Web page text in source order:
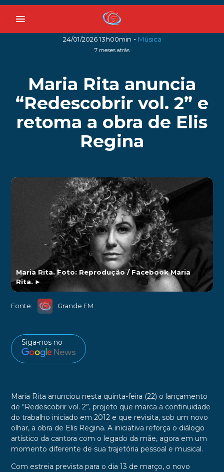
menu
24/01/2026 13h00min - Música
7 meses atrás
Maria Rita anuncia
“Redescobrir vol. 2” e
retoma a obra de Elis
Regina
Maria Rita. Foto: Reprodução / Facebook Maria
Rita. ►
Fonte: Grande FM
Siga-nos no
Maria Rita anunciou nesta quinta-feira (22) o lançamento
de “Redescobrir vol. 2”, projeto que marca a continuidade
do trabalho iniciado em 2012 e que revisita, sob um novo
olhar, a obra de Elis Regina. A iniciativa reforça o diálogo
artístico da cantora com o legado da mãe, agora em um
momento diferente de sua trajetória pessoal e musical.
Com estreia prevista para o dia 13 de março, o novo